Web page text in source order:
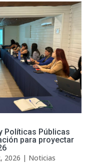
Políticas Públicas
para proyectar
2026 | Noticias